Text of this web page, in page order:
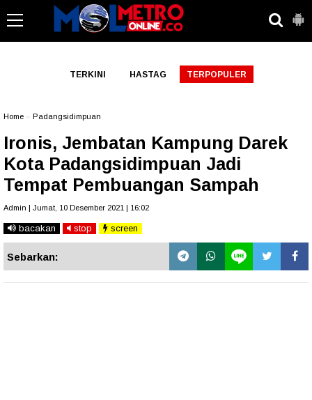
TERKINI HASTAG TERPOPULER
Home Padangsidimpuan
Ironis, Jembatan Kampung Darek
Kota Padangsidimpuan Jadi
Tempat Pembuangan Sampah
Admin | Jumat, 10 Desember 2021 | 16:02
bacakan stop screen
Sebarkan: